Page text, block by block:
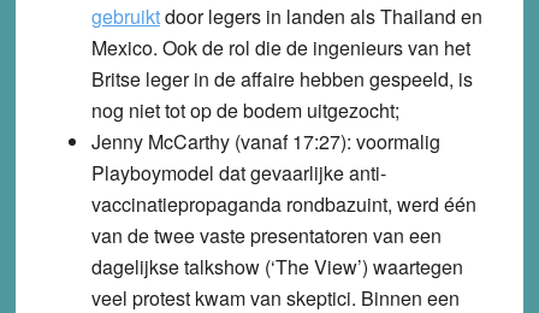
gebruiktdoor legers in landen als Thailand en
Mexico. Ook de rol die de ingenieurs van het
Britse leger in de affaire hebben gespeeld, is
nog niet tot op de bodem uitgezocht;
Jenny McCarthy (vanaf 17:27): voormalig
Playboymodel dat gevaarlijke anti-
vaccinatiepropaganda rondbazuint, werd één
van de twee vaste presentatoren van een
dagelijkse talkshow (‘The View’) waartegen
veel protest kwam van skeptici. Binnen een